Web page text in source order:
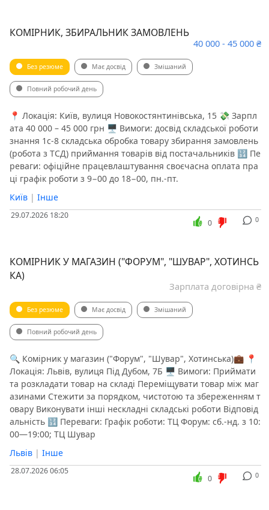
КОМІРНИК, ЗБИРАЛЬНИК ЗАМОВЛЕНЬ
40 000 - 45 000 ₴
Без резюме Має досвід Змішаний
Повний робочий день
📍 Локація: Київ, вулиця Новокостянтинівська, 15 💸 Зарпл
ата 40 000 – 45 000 грн 🖥 Вимоги: досвід складської роботи
знання 1c-8 складська обробка товару збирання замовлень
(робота з ТСД) приймання товарів від постачальників 🔢 Пе
реваги: офіційне працевлаштування своєчасна оплата пра
ці графік роботи з 9−00 до 18−00, пн.-пт.
Київ | Інше
29.07.2026 18:20 0
0
КОМІРНИК У МАГАЗИН ("ФОРУМ", "ШУВАР", ХОТИНСЬ
КА)
Зарплата договірна ₴
Без резюме Має досвід Змішаний
Повний робочий день
🔍 Комірник у магазин ("Форум", "Шувар", Хотинська)💼 📍
Локація: Львів, вулиця Під Дубом, 7Б 🖥 Вимоги: Приймати
та розкладати товар на складі Переміщувати товар між маг
азинами Стежити за порядком, чистотою та збереженням т
овару Виконувати інші нескладні складські роботи Відповід
альність 🔢 Переваги: Графік роботи: ТЦ Форум: сб.-нд. з 10:
00—19:00; ТЦ Шувар
Львів | Інше
28.07.2026 06:05 0
0